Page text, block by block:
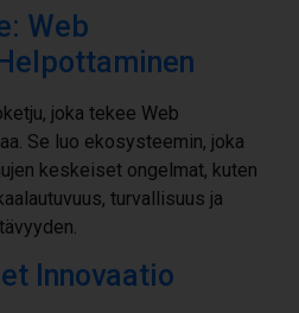
Web
joka tekee Web
Se luo ekosysteemin, joka
keskeiset ongelmat, kuten
turvallisuus ja
Innovaatio